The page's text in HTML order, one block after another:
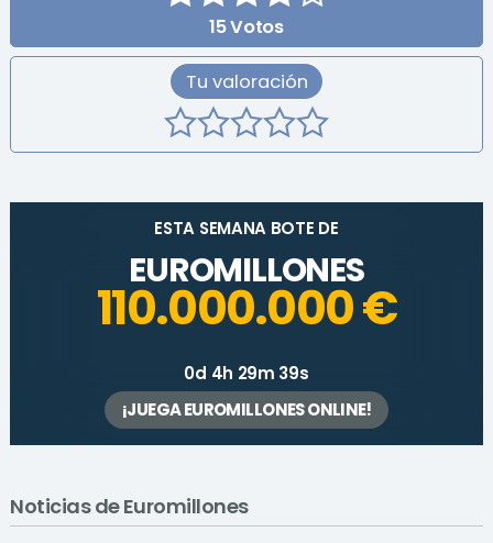
15Votos
Tu valoración
ESTA SEMANA BOTE DE
EUROMILLONES
110.000.000 €
0d 4h 29m 39s
¡JUEGA EUROMILLONES ONLINE!
Noticias de Euromillones